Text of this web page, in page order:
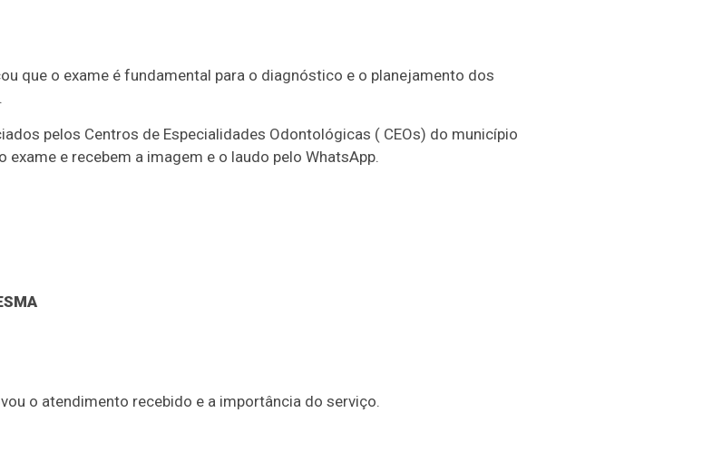
que o exame é fundamental para o diagnóstico e o planejamento dos
pelos Centros de Especialidades Odontológicas ( CEOs) do município
e recebem a imagem e o laudo pelo WhatsApp.
o atendimento recebido e a importância do serviço.